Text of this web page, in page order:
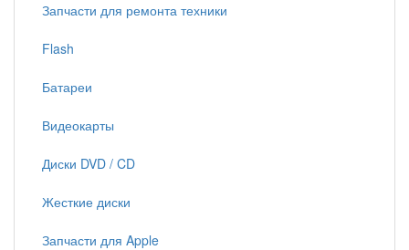
Запчасти для ремонта техники
Flash
Батареи
Видеокарты
Диски DVD / CD
Жесткие диски
Запчасти для Apple